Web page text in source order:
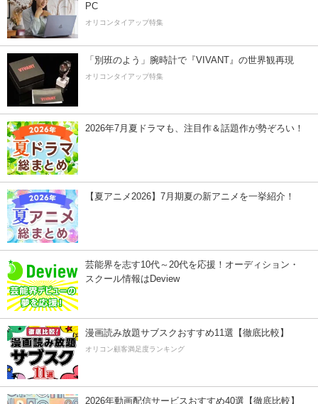
PC
オリコンタイアップ特集
「別班のよう」腕時計で『VIVANT』の世界観再現
オリコンタイアップ特集
2026年7月夏ドラマも、注目作＆話題作が勢ぞろい！
【夏アニメ2026】7月期夏の新アニメを一挙紹介！
芸能界を志す10代～20代を応援！オーディション・
スクール情報はDeview
漫画読み放題サブスクおすすめ11選【徹底比較】
オリコン顧客満足度ランキング
2026年動画配信サービスおすすめ40選【徹底比較】